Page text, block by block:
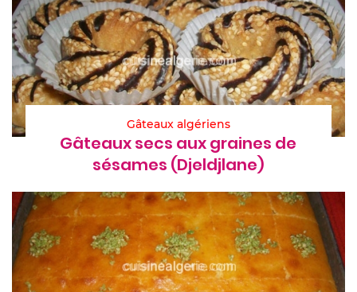
Gâteaux algériens
Gâteaux secs aux graines de
sésames (Djeldjlane)